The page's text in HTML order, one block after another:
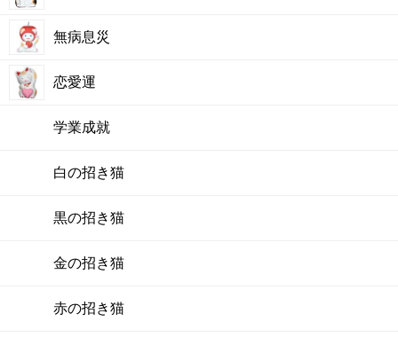
無病息災
恋愛運
学業成就
白の招き猫
黒の招き猫
金の招き猫
赤の招き猫